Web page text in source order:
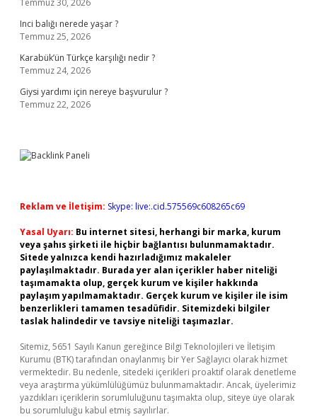
Temmuz 30, 2026
Inci balığı nerede yaşar ?
Temmuz 25, 2026
Karabük’ün Türkçe karşılığı nedir ?
Temmuz 24, 2026
Giysi yardımı için nereye başvurulur ?
Temmuz 22, 2026
Reklam ve İletişim: Skype: live:.cid.575569c608265c69
Yasal Uyarı: Bu internet sitesi, herhangi bir marka, kurum
veya şahıs şirketi ile hiçbir bağlantısı bulunmamaktadır.
Sitede yalnızca kendi hazırladığımız makaleler
paylaşılmaktadır. Burada yer alan içerikler haber niteliği
taşımamakta olup, gerçek kurum ve kişiler hakkında
paylaşım yapılmamaktadır. Gerçek kurum ve kişiler ile isim
benzerlikleri tamamen tesadüfidir. Sitemizdeki bilgiler
taslak halindedir ve tavsiye niteliği taşımazlar.
Sitemiz, 5651 Sayılı Kanun gereğince Bilgi Teknolojileri ve İletişim
Kurumu (BTK) tarafından onaylanmış bir Yer Sağlayıcı olarak hizmet
vermektedir. Bu nedenle, sitedeki içerikleri proaktif olarak denetleme
veya araştırma yükümlülüğümüz bulunmamaktadır. Ancak, üyelerimiz
yazdıkları içeriklerin sorumluluğunu taşımakta olup, siteye üye olarak
bu sorumluluğu kabul etmiş sayılırlar.